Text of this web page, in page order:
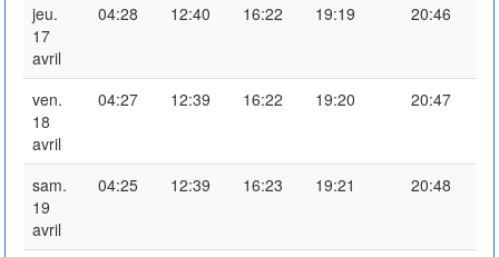
jeu.
17
avril
04:28 12:40 16:22 19:19 20:46
ven.
18
avril
04:27 12:39 16:22 19:20 20:47
sam.
19
avril
04:25 12:39 16:23 19:21 20:48